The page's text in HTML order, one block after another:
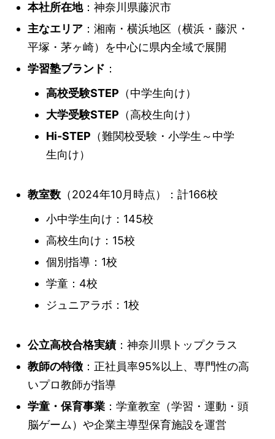
本社所在地：神奈川県藤沢市
主なエリア ：湘南・横浜地区（横浜・藤沢・
平塚・茅ヶ崎）を中心に県内全域で展開
学習塾ブランド ：
高校受験STEP （中学生向け）
大学受験STEP （高校生向け）
Hi-STEP （難関校受験・小学生～中学
生向け）
教室数 （2024年10月時点）：計166校
小中学生向け：145校
高校生向け：15校
個別指導：1校
学童：4校
ジュニアラボ：1校
公立高校合格実績：神奈川県トップクラス
教師の特徴 ：正社員率95%以上、専門性の高
いプロ教師が指導
学童・保育事業 ：学童教室（学習・運動・頭
脳ゲーム）や企業主導型保育施設を運営